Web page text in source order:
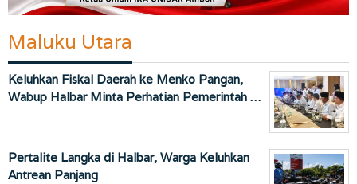
Maluku Utara
Keluhkan Fiskal Daerah ke Menko Pangan,
Wabup Halbar Minta Perhatian Pemerintah …
Pertalite Langka di Halbar, Warga Keluhkan
Antrean Panjang